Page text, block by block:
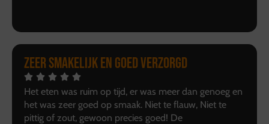
Zeer smakelijk en goed verzorgd
Het eten was ruim op tijd, er was meer dan genoeg en
het was zeer goed op smaak. Niet te flauw, Niet te
pittig of zout, gewoon precies goed! De